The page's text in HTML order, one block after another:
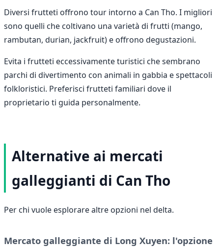
Diversi frutteti offrono tour intorno a Can Tho. I migliori
sono quelli che coltivano una varietà di frutti (mango,
rambutan, durian, jackfruit) e offrono degustazioni.
Evita i frutteti eccessivamente turistici che sembrano
parchi di divertimento con animali in gabbia e spettacoli
folkloristici. Preferisci frutteti familiari dove il
proprietario ti guida personalmente.
Alternative ai mercati
galleggianti di Can Tho
Per chi vuole esplorare altre opzioni nel delta.
Mercato galleggiante di Long Xuyen: l'opzione